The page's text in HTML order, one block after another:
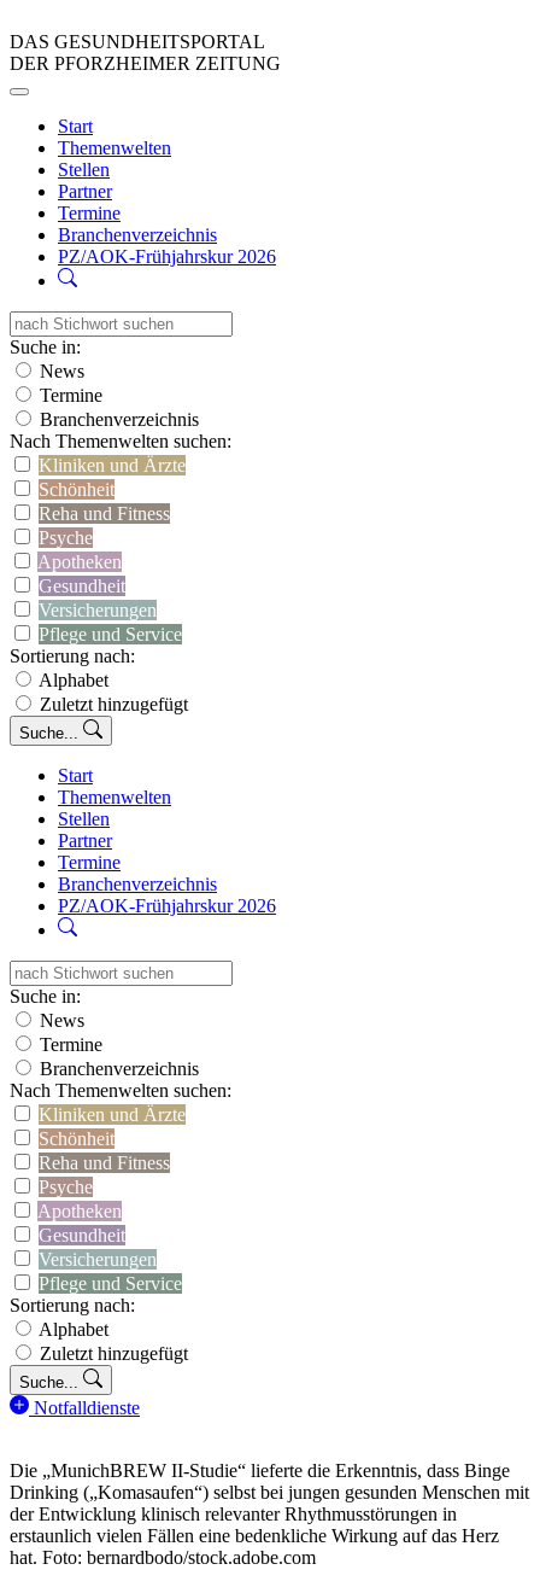
DAS GESUNDHEITSPORTAL
DER PFORZHEIMER ZEITUNG
Start
Themenwelten
Stellen
Partner
Termine
Branchenverzeichnis
PZ/AOK-Frühjahrskur 2026
Suche in:
News
Termine
Branchenverzeichnis
Nach Themenwelten suchen:
Kliniken und Ärzte
Schönheit
Reha und Fitness
Psyche
Apotheken
Gesundheit
Versicherungen
Pflege und Service
Sortierung nach:
Alphabet
Zuletzt hinzugefügt
Suche...
Start
Themenwelten
Stellen
Partner
Termine
Branchenverzeichnis
PZ/AOK-Frühjahrskur 2026
Suche in:
News
Termine
Branchenverzeichnis
Nach Themenwelten suchen:
Kliniken und Ärzte
Schönheit
Reha und Fitness
Psyche
Apotheken
Gesundheit
Versicherungen
Pflege und Service
Sortierung nach:
Alphabet
Zuletzt hinzugefügt
Suche...
Notfalldienste
Die „MunichBREW II-Studie“ lieferte die Erkenntnis, dass Binge
Drinking („Komasaufen“) selbst bei jungen gesunden Menschen mit
der Entwicklung klinisch relevanter Rhythmusstörungen in
erstaunlich vielen Fällen eine bedenkliche Wirkung auf das Herz
hat. Foto: bernardbodo/stock.adobe.com